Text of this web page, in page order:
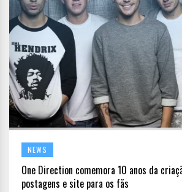
NEWS
One Direction comemora 10 anos da
postagens e site para os fãs